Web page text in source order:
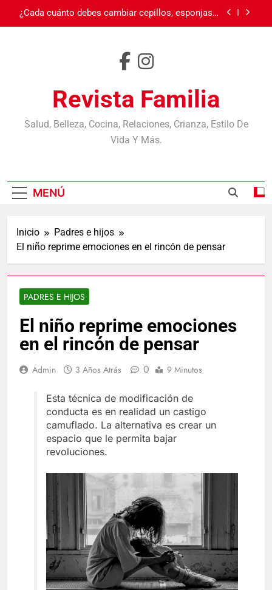
debe
Burnout: cuando el cansancio va más allá del
¿Cada cuánto debes cambiar cepillos, esponjas y
otros objetos? Casi nadie los reemplaza cuando
debe
Burnout: cuando el cansancio va más allá del
Revista Familia
Salud, Belleza, Cocina, Relaciones, Crianza, Estilo De
Vida Y Más.
MENÚ
Inicio
Padres e hijos
El niño reprime emociones en el rincón de pensar
PADRES E HIJOS
El niño reprime emociones
en el rincón de pensar
Admin 3 Años Atrás 0 9 Minutos
Esta técnica de modificación de
conducta es en realidad un castigo
camuflado. La alternativa es crear un
espacio que le permita bajar
revoluciones.